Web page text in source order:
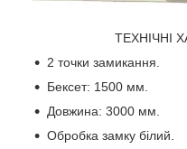
ТЕХНІЧНІ
2 точки замикання.
Бексет: 1500 мм.
Довжина: 3000 мм.
Обробка замку білий.